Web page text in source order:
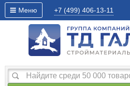
Меню +7 (499) 406-13-11